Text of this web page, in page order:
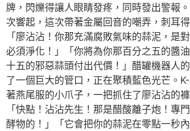
牌，閃爍得讓人眼睛發疼，同時發出警報
次響起，這次帶著金屬回音的嘲弄，刺耳
「廖沾沾！你那充滿腐敗氣味的蒜泥，是
必須淨化！」「你將為你那百分之五的醬
十五的邪惡蒜頭付出代價！」醋罐機器人
了一個巨大的管口，正在聚積藍色光芒。
著燕尾服的小爪子，一把抓住了廖沾沾的
「快點！沾沾先生！那是醋酸離子炮！專
酵物的！」「它會把你的蒜泥在零點一秒